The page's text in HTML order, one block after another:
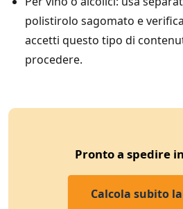
polistirolo sagomato e
accetti questo tipo di
procedere.
Pronto a spedire
Calcola subito